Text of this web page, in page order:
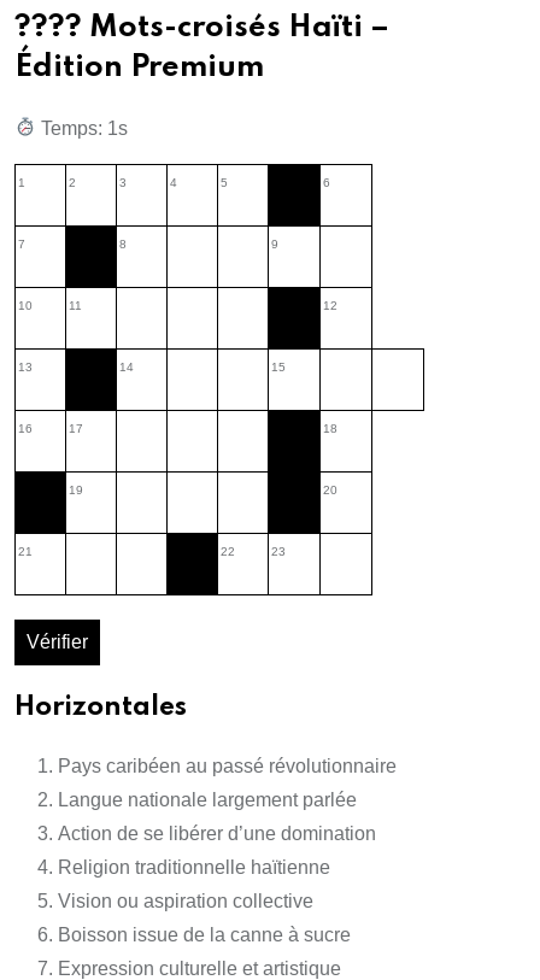
???? Mots-croisés Haïti –
Édition Premium
Temps: 2s
1 2 3 4 5 6
7 8 9
10 11 12
13 14 15
16 17 18
19 20
21 22 23
Vérifier
Horizontales
Pays caribéen au passé révolutionnaire
Langue nationale largement parlée
Action de se libérer d’une domination
Religion traditionnelle haïtienne
Vision ou aspiration collective
Boisson issue de la canne à sucre
Expression culturelle et artistique